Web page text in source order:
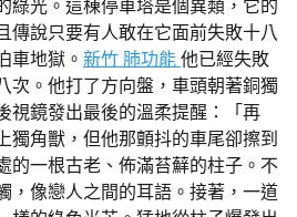
綠光。這棟停車塔是個異類，它的
傳說只要有人敢在它面前失敗十八
車地獄。 新竹 肺功能 他已經失敗
次。他打了方向盤，車頭朝著銅獨
視鏡發出最後的溫柔提醒：「再
獨角獸，但他那顫抖的車尾卻擦到
的一根古老、佈滿苔蘚的柱子。不
，像戀人之間的耳語。接著，一道